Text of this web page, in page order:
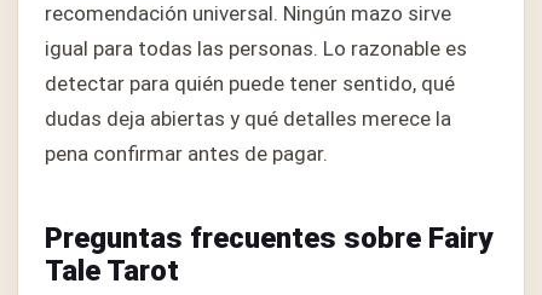
recomendación universal. Ningún mazo sirve
igual para todas las personas. Lo razonable es
detectar para quién puede tener sentido, qué
dudas deja abiertas y qué detalles merece la
pena confirmar antes de pagar.
Preguntas frecuentes sobre Fairy
Tale Tarot